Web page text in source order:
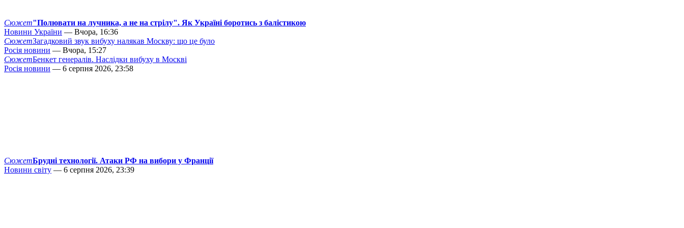
Сюжет"Полювати на лучника, а не на стрілу". Як Україні боротись з балістикою
Новини України — Вчора, 16:36
СюжетЗагадковий звук вибуху налякав Москву: що це було
Росія новини — Вчора, 15:27
СюжетБенкет генералів. Наслідки вибуху в Москві
Росія новини — 6 серпня 2026, 23:58
СюжетБрудні технології. Атаки РФ на вибори у Франції
Новини світу — 6 серпня 2026, 23:39